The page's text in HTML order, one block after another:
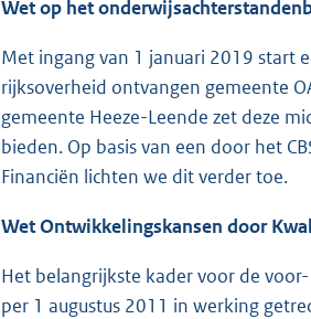
Wet op het
Met ingang van 1 januari 2019 start
rijksoverheid ontvangen gemeente
gemeente Heeze-Leende zet deze
bieden. Op basis van een door het
Financiën lichten we dit verder toe.
Wet Ontwikkelingskansen door
Het belangrijkste kader voor de
per 1 augustus 2011 in werking